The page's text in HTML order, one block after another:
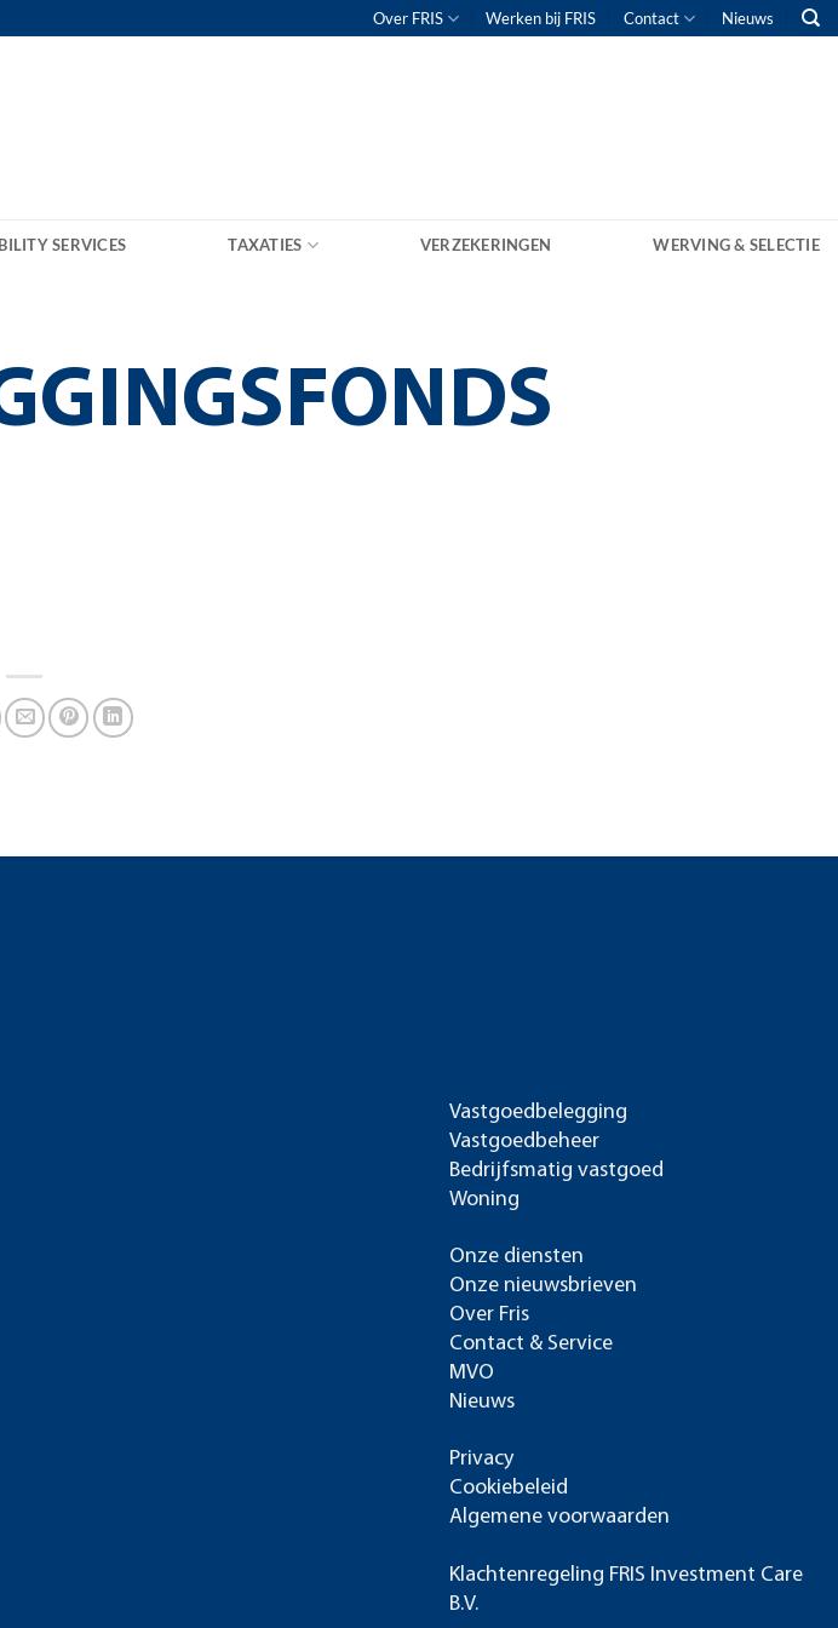
Over FRIS Werken bij FRIS Contact Nieuws
SERVICES TAXATIES VERZEKERINGEN WERVING & SELECTIE
Vastgoedbelegging
Vastgoedbeheer
Bedrijfsmatig vastgoed
Woning
Onze diensten
Onze nieuwsbrieven
Over Fris
Contact & Service
MVO
Nieuws
Privacy
Cookiebeleid
Algemene voorwaarden
Klachtenregeling FRIS Investment Care
B.V.